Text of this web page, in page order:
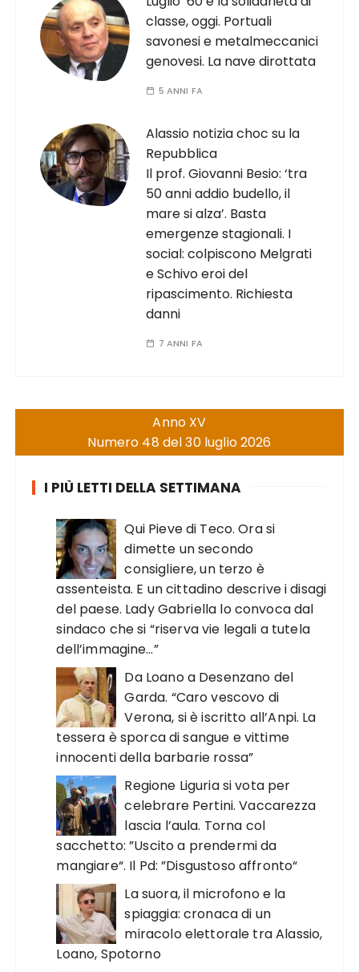
classe, oggi. Portuali
savonesi e metalmeccanici
genovesi. La nave dirottata
5 ANNI FA
Alassio notizia choc su la
Repubblica
Il prof. Giovanni Besio: ‘tra
50 anni addio budello, il
mare si alza’. Basta
emergenze stagionali. I
social: colpiscono Melgrati
e Schivo eroi del
ripascimento. Richiesta
danni
7 ANNI FA
Anno XV
Numero 48 del 30 luglio 2026
I PIÙ LETTI DELLA SETTIMANA
Qui Pieve di Teco. Ora si
dimette un secondo
consigliere, un terzo è
assenteista. E un cittadino descrive i disagi
del paese. Lady Gabriella lo convoca dal
sindaco che si “riserva vie legali a tutela
dell’immagine…”
Da Loano a Desenzano del
Garda. “Caro vescovo di
Verona, si è iscritto all’Anpi. La
tessera è sporca di sangue e vittime
innocenti della barbarie rossa”
Regione Liguria si vota per
celebrare Pertini. Vaccarezza
lascia l’aula. Torna col
sacchetto: ”Uscito a prendermi da
mangiare“. Il Pd: ”Disgustoso affronto“
La suora, il microfono e la
spiaggia: cronaca di un
miracolo elettorale tra Alassio,
Loano, Spotorno